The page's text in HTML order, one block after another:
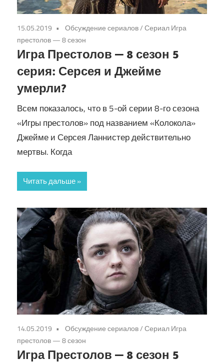
15.05.2019 Обсуждение сериалов/Сериал Игра
престолов — 8 сезон
Игра Престолов — 8 сезон 5
серия: Серсея и Джейме
умерли?
Всем показалось, что в 5-ой серии 8-го сезона
«Игры престолов» под названием «Колокола»
Джейме и Серсея Ланнистер действительно
мертвы. Когда
Читать дальше
14.05.2019 Обсуждение сериалов/Сериал Игра
престолов — 8 сезон
Игра Престолов — 8 сезон 5